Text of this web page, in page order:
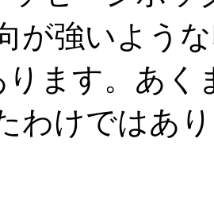
が強いよう
ります。あく
わけではあ